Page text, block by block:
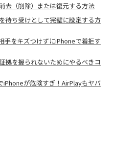
去（削除）または復元する方法
待ち受けとして完璧に設定する方
手をキズつけずにiPhoneで着拒す
拠を握られないためにやるべきコ
iPhoneが危険すぎ！AirPlayもヤバ